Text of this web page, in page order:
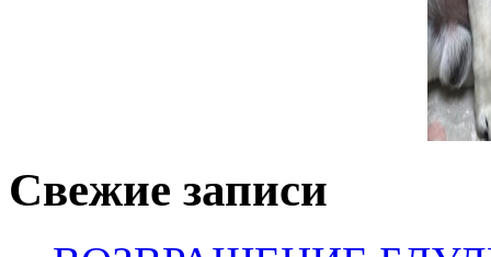
Согласна, Ива,
говорят, что если
счастье приходит.
главное, что обе
«приобретения». Не
Свежие записи